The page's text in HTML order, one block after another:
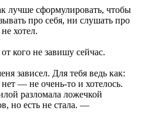
лучше сформулировать, чтобы
про себя, ни слушать про
хотел.
кого не завишу сейчас.
зависел. Для тебя ведь как:
— не очень-то и хотелось.
разломала ложечкой
но есть не стала. —